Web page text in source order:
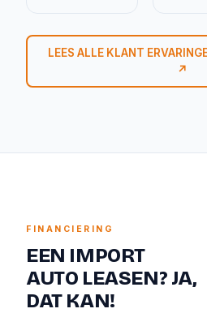
LEES ALLE KLANT
↗
FINANCIERING
EEN IMPORT
AUTO LEASEN? JA,
DAT KAN!